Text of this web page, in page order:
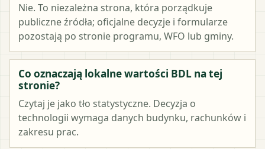
Nie. To niezależna strona, która porządkuje
publiczne źródła; oficjalne decyzje i formularze
pozostają po stronie programu, WFO lub gminy.
Co oznaczają lokalne wartości BDL na tej
stronie?
Czytaj je jako tło statystyczne. Decyzja o
technologii wymaga danych budynku, rachunków i
zakresu prac.